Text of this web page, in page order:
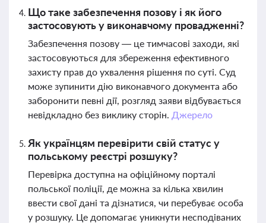
Що таке забезпечення позову і як його
застосовують у виконавчому провадженні?
Забезпечення позову — це тимчасові заходи, які
застосовуються для збереження ефективного
захисту прав до ухвалення рішення по суті. Суд
може зупинити дію виконавчого документа або
заборонити певні дії, розгляд заяви відбувається
невідкладно без виклику сторін. Джерело
Як українцям перевірити свій статус у
польському реєстрі розшуку?
Перевірка доступна на офіційному порталі
польської поліції, де можна за кілька хвилин
ввести свої дані та дізнатися, чи перебуває особа
у розшуку. Це допомагає уникнути несподіваних